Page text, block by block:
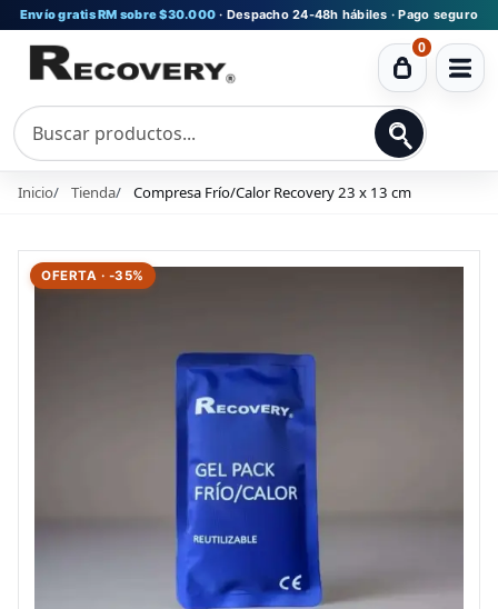
Envío gratis RM sobre $30.000 · Despacho 24-48h hábiles · Pago seguro
Ver
0
Inicio Tienda Compresa Frío/Calor Recovery 23 x 13 cm
OFERTA · -35%